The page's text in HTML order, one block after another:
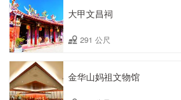
大甲文昌祠
291 公尺
金华山妈祖文物馆